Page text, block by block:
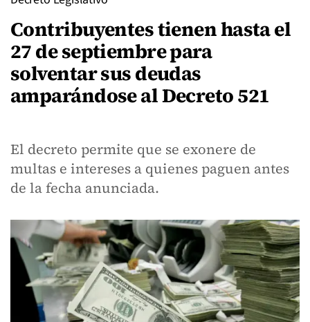
Contribuyentes tienen hasta el
27 de septiembre para
solventar sus deudas
amparándose al Decreto 521
El decreto permite que se exonere de
multas e intereses a quienes paguen antes
de la fecha anunciada.